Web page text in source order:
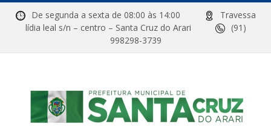
De segunda a sexta de 08:00 às 14:00
Travessa
lídia leal s/n – centro – Santa Cruz do Arari
(91)
998298-3739